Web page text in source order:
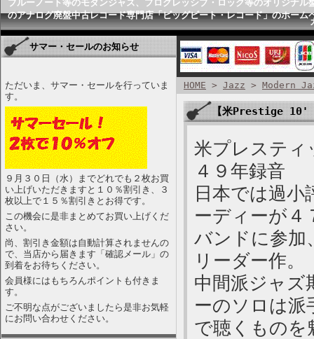
ブルーノート等のモダンジャズ、プログレッシブ・ロック等のオリジナル
のアナログ廃盤中古レコード専門店「ビッグビート・レコード」のホーム
サマー・セールのお知らせ
ただいま、サマー・セールを行っていま
す。
９月３０日（水）までどれでも２枚お買
い上げいただきますと１０％割引き、３
枚以上で１５％割引きとお得です。
この機会に是非まとめてお買い上げくだ
さい。
尚、割引き金額は自動計算されませんの
で、当店から届きます「確認メール」の
到着をお待ちください。
会員様にはもちろんポイントも付きま
す。
ご不明な点がございましたら是非お気軽
にお問い合わせください。
HOME > Jazz > Modern
【米Prestige 10'
米プレステ
４９年録音
日本では過
ーディーが４
バンドに参加
リーダー作。
中間派ジャズ
ーのソロは
で聴くものを